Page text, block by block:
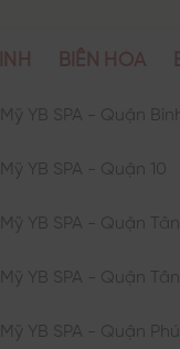
BIÊN HÒA
YB SPA - Quận
YB SPA - Quận 10
YB SPA - Quận Tân
YB SPA - Quận Tân
YB SPA - Quận